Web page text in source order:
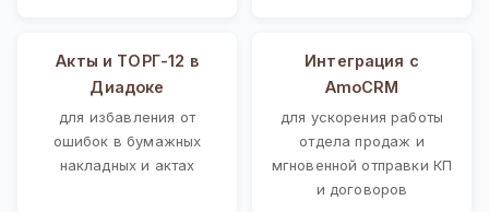
Акты и ТОРГ-12 в
Диадоке
для избавления от
ошибок в бумажных
накладных и актах
Интеграция с
AmoCRM
для ускорения работы
отдела продаж и
мгновенной отправки КП
и договоров